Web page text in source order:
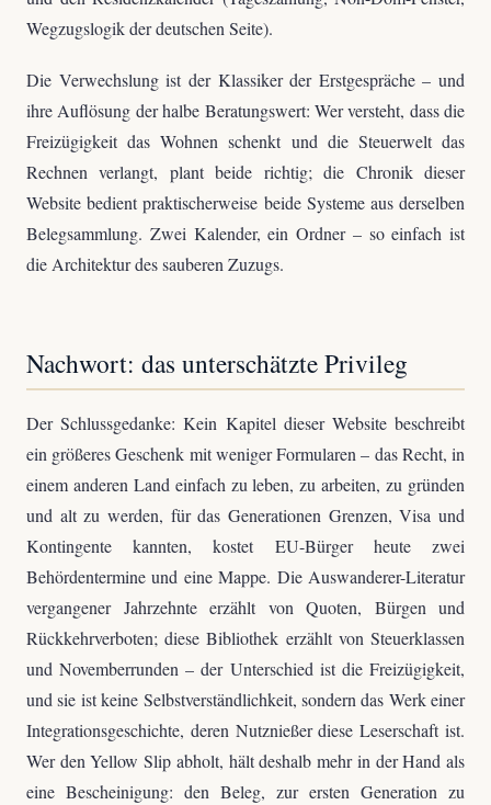
Wegzugslogik der deutschen Seite).
Die Verwechslung ist der Klassiker der Erstgespräche – und
ihre Auflösung der halbe Beratungswert: Wer versteht, dass die
Freizügigkeit das Wohnen schenkt und die Steuerwelt das
Rechnen verlangt, plant beide richtig; die Chronik dieser
Website bedient praktischerweise beide Systeme aus derselben
Belegsammlung. Zwei Kalender, ein Ordner – so einfach ist
die Architektur des sauberen Zuzugs.
Nachwort: das unterschätzte Privileg
Der Schlussgedanke: Kein Kapitel dieser Website beschreibt
ein größeres Geschenk mit weniger Formularen – das Recht, in
einem anderen Land einfach zu leben, zu arbeiten, zu gründen
und alt zu werden, für das Generationen Grenzen, Visa und
Kontingente kannten, kostet EU-Bürger heute zwei
Behördentermine und eine Mappe. Die Auswanderer-Literatur
vergangener Jahrzehnte erzählt von Quoten, Bürgen und
Rückkehrverboten; diese Bibliothek erzählt von Steuerklassen
und Novemberrunden – der Unterschied ist die Freizügigkeit,
und sie ist keine Selbstverständlichkeit, sondern das Werk einer
Integrationsgeschichte, deren Nutznießer diese Leserschaft ist.
Wer den Yellow Slip abholt, hält deshalb mehr in der Hand als
eine Bescheinigung: den Beleg, zur ersten Generation zu